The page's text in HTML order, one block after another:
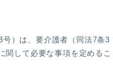
）は、要介護者（同法7条3
関して必要な事項を定めるこ